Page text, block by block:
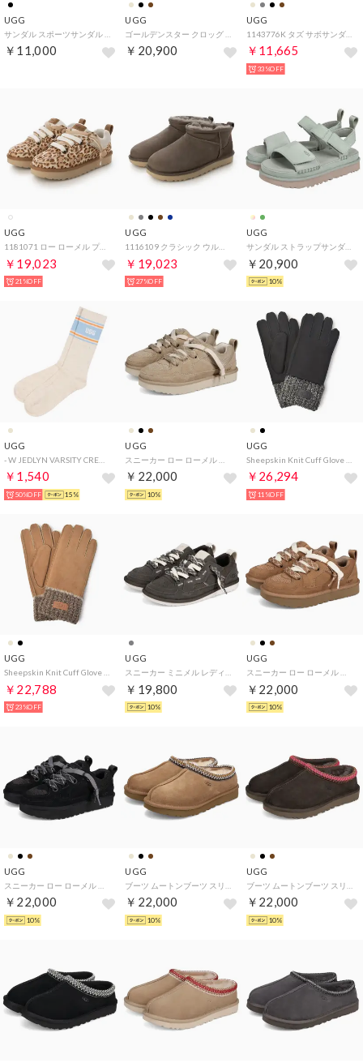
UGG
￥11,000
UGG
￥20,900
UGG
1143776K タズ サボサンダル （ドライオレガノ）
￥11,665
33%OFF
UGG
￥19,023
21%OFF
UGG
￥19,023
27%OFF
UGG
サンダル ストラップサンダル ゴールデンスター レディース ブラック ベージュ ブラウン ブルー ピンク グリーン 黒 1136783 （ARTICHOKE）
￥20,900
10%
UGG
￥1,540
50%OFF 15%
UGG
￥22,000
10%
UGG
￥26,294
11%OFF
UGG
￥22,788
23%OFF
UGG
￥19,800
10%
UGG
￥22,000
10%
UGG
￥22,000
10%
UGG
￥22,000
10%
UGG
￥22,000
10%